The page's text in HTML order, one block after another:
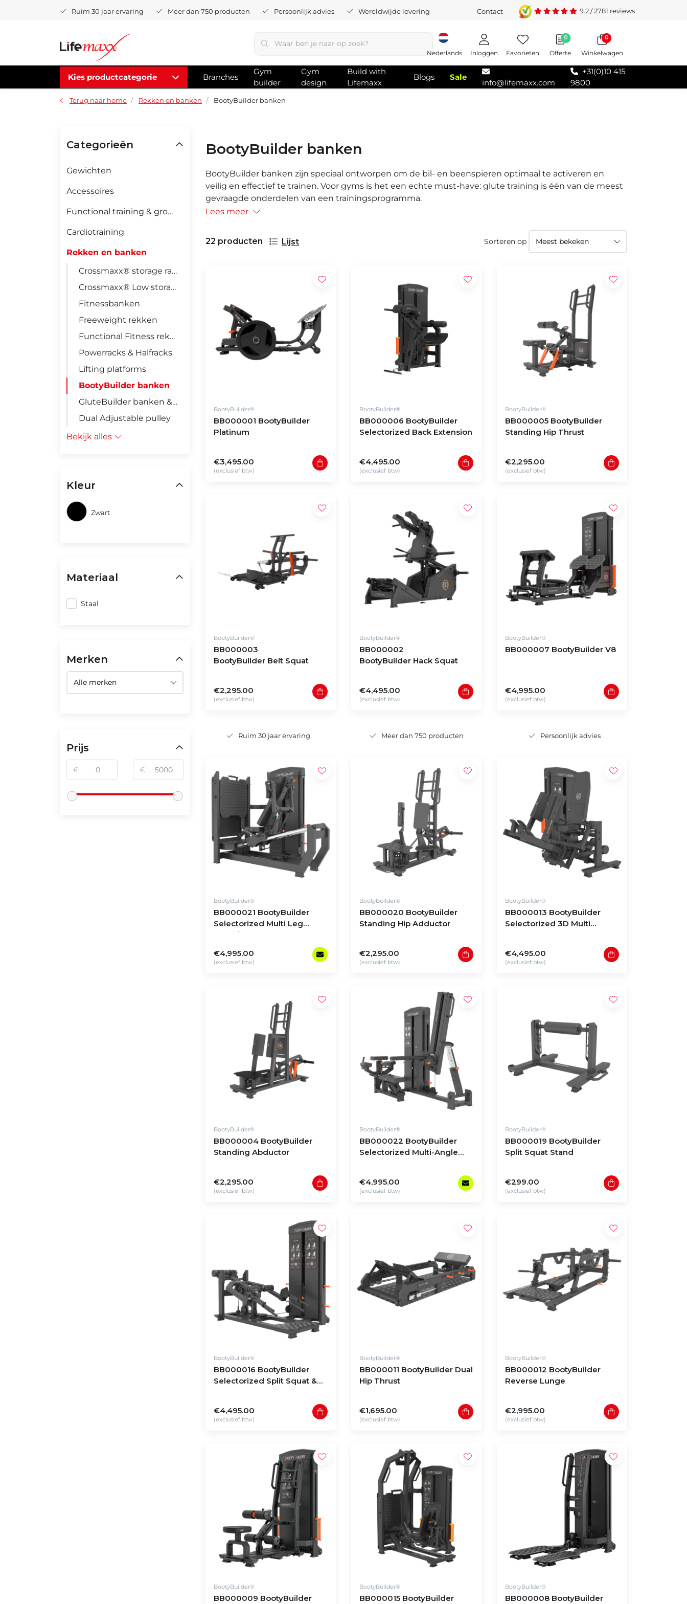
Ruim 30 jaar ervaring Meer dan 750 producten Persoonlijk advies Wereldwijde levering Contact 9.2/2781 reviews
Nederlands Inloggen Favorieten Offerte
0 0
Winkelwagen
Kies productcategorie Branches
Gym
builder
Gym
design
Build with
Lifemaxx
Blogs Sale
info@lifemaxx.com
+31(0)10 415
9800
Terug naar home Rekken en banken BootyBuilder banken
BootyBuilder banken
BootyBuilder banken zijn speciaal ontworpen om de bil- en beenspieren optimaal te activeren en
veilig en effectief te trainen. Voor gyms is het een echte must-have: glute training is één van de meest
gevraagde onderdelen van een trainingsprogramma.
Lees meer
22 producten Lijst Sorteren op
BootyBuilder®
BB000001 BootyBuilder
Platinum
€3,495.00
(exclusief btw)
BootyBuilder®
BB000006 BootyBuilder
Selectorized Back Extension
€4,495.00
(exclusief btw)
BootyBuilder®
BB000005 BootyBuilder
Standing Hip Thrust
€2,295.00
(exclusief btw)
BootyBuilder®
BB000003
BootyBuilder Belt Squat
€2,295.00
(exclusief btw)
BootyBuilder®
BB000002
BootyBuilder Hack Squat
€4,495.00
(exclusief btw)
BootyBuilder®
BB000007 BootyBuilder V8
€4,995.00
(exclusief btw)
Ruim 30 jaar ervaring Meer dan 750 producten Persoonlijk advies
BootyBuilder®
BB000021 BootyBuilder
Selectorized Multi Leg
Press/Hack Squat
€4,995.00
(exclusief btw)
BootyBuilder®
BB000020 BootyBuilder
Standing Hip Adductor
€2,295.00
(exclusief btw)
BootyBuilder®
BB000013 BootyBuilder
Selectorized 3D Multi
€4,495.00
(exclusief btw)
BootyBuilder®
BB000004 BootyBuilder
Standing Abductor
€2,295.00
(exclusief btw)
BootyBuilder®
BB000022 BootyBuilder
Selectorized Multi-Angle
€4,995.00
(exclusief btw)
BootyBuilder®
BB000019 BootyBuilder
Split Squat Stand
€299.00
(exclusief btw)
BootyBuilder®
BB000016 BootyBuilder
Selectorized Split Squat &
€4,495.00
(exclusief btw)
BootyBuilder®
BB000011 BootyBuilder Dual
Hip Thrust
€1,695.00
(exclusief btw)
BootyBuilder®
BB000012 BootyBuilder
Reverse Lunge
€2,995.00
(exclusief btw)
BootyBuilder®
BB000009 BootyBuilder
BootyBuilder®
BB000015 BootyBuilder
BootyBuilder®
BB000008 BootyBuilder
Categorieën
Gewichten
Accessoires
Functional training & groepsfitness
Cardiotraining
Rekken en banken
Crossmaxx® storage racks
Crossmaxx® Low storage racks
Fitnessbanken
Freeweight rekken
Functional Fitness rekken
Powerracks & Halfracks
Lifting platforms
BootyBuilder banken
GluteBuilder banken & rekken
Dual Adjustable pulley
Bekijk alles
Kleur
Zwart
Materiaal
Staal
Merken
Prijs
€ €